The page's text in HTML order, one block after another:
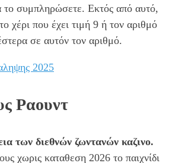
το συμπληρώσετε. Εκτός από αυτό,
χέρι που έχει τιμή 9 ή τον αριθμό
σε αυτόν τον αριθμό.
2025
Ραουντ
των διεθνών ζωντανών καζινο.
χωρις καταθεση 2026 το παιχνίδι